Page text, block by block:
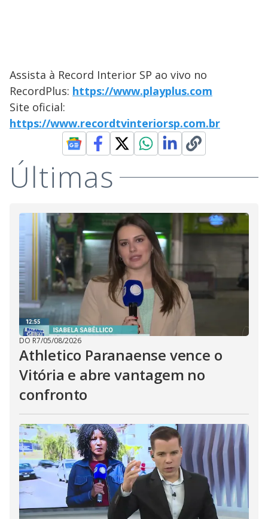
Assista à Record Interior SP ao vivo no
RecordPlus: https://www.playplus.com
Site oficial:
https://www.recordtvinteriorsp.com.br
Últimas
DO R7/05/08/2026
Athletico Paranaense vence o
Vitória e abre vantagem no
confronto